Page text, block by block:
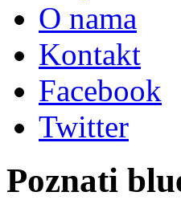
O nama
Kontakt
Facebook
Twitter
Poznati